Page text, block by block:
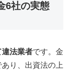
6社の実態
違法業者です。金
り、出資法の上